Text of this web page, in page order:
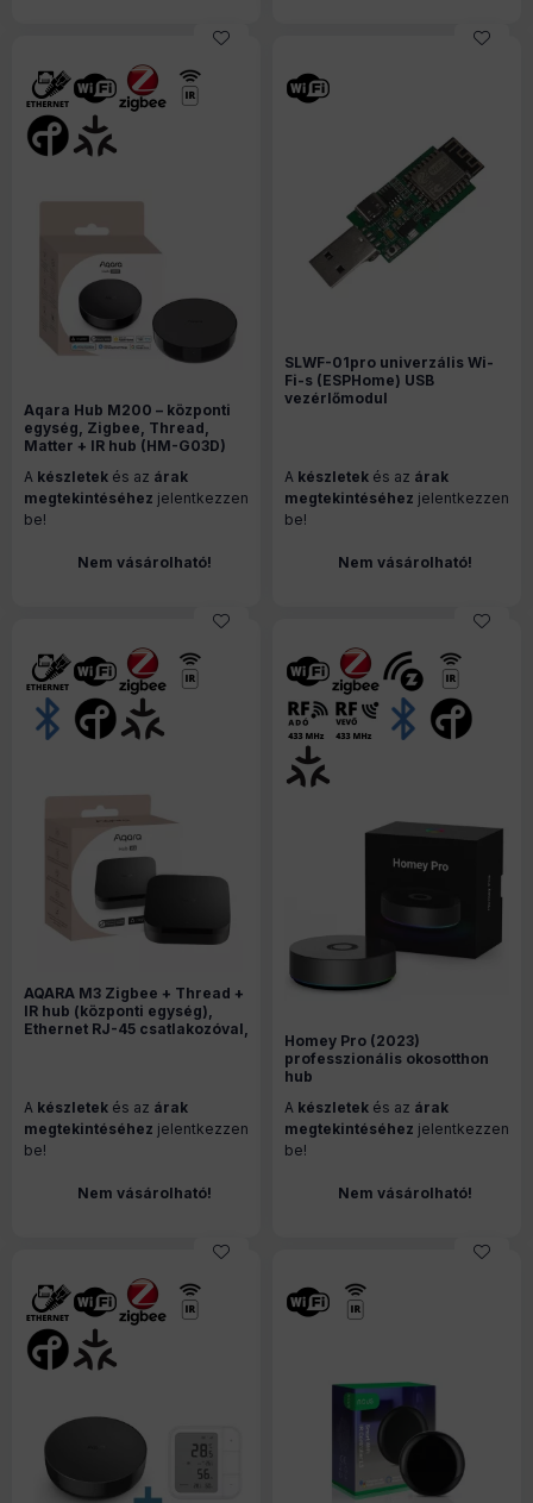
Aqara Hub M200 – központi
egység, Zigbee, Thread,
Matter + IR hub (HM-G03D)
A készletek és az árak
megtekintéséhez jelentkezzen
be!
Nem vásárolható!
SLWF-01pro univerzális Wi-
Fi-s (ESPHome) USB
vezérlőmodul
webes vezérléséhez
A készletek és az árak
megtekintéséhez jelentkezzen
be!
Nem vásárolható!
AQARA M3 Zigbee + Thread +
IR hub (központi egység),
Ethernet RJ-45 csatlakozóval,
A készletek és az árak
megtekintéséhez jelentkezzen
be!
Nem vásárolható!
Homey Pro (2023)
professzionális okosotthon
hub
A készletek és az árak
megtekintéséhez jelentkezzen
be!
Nem vásárolható!